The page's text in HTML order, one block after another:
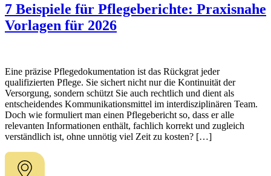
7 Beispiele für Pflegeberichte: Praxisnahe
Vorlagen für 2026
Eine präzise Pflegedokumentation ist das Rückgrat jeder
qualifizierten Pflege. Sie sichert nicht nur die Kontinuität der
Versorgung, sondern schützt Sie auch rechtlich und dient als
entscheidendes Kommunikationsmittel im interdisziplinären Team.
Doch wie formuliert man einen Pflegebericht so, dass er alle
relevanten Informationen enthält, fachlich korrekt und zugleich
verständlich ist, ohne unnötig viel Zeit zu kosten? […]